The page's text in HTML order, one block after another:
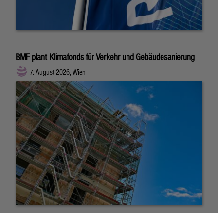
BMF plant Klimafonds für Verkehr und Gebäudesanierung
7. August 2026, Wien